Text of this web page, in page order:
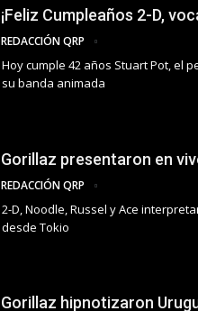
¡Feliz Cumpleaños 2-D,
REDACCIÓN QRP
Hoy cumple 42 años Stuart Pot, el
su banda animada
Gorillaz presentaron en
REDACCIÓN QRP
2-D, Noodle, Russel y Ace
desde Tokio
Gorillaz hipnotizaron